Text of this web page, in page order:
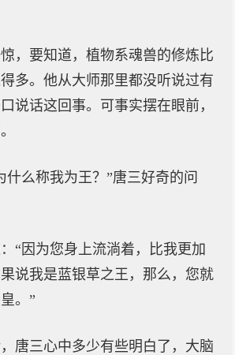
，要知道，植物系魂兽的修炼比
多。他从大师那里都没听说过有
说话这回事。可事实摆在眼前，
什么称我为王？”唐三好奇的问
“因为您身上流淌着，比我更加
说我是蓝银草之王，那么，您就
。”
唐三心中多少有些明白了，大脑